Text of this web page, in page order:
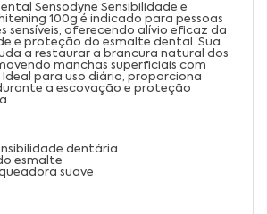
Sensodyne Sensibilidade e
100g é indicado para pessoas
sensíveis, oferecendo alívio eficaz da
e proteção do esmalte dental. Sua
a restaurar a brancura natural dos
manchas superficiais com
Ideal para uso diário, proporciona
a escovação e proteção
dentária
esmalte
suave